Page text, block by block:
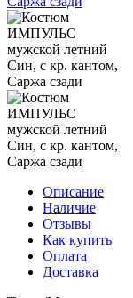
Описание
Наличие
Отзывы
Как купить
Оплата
Доставка